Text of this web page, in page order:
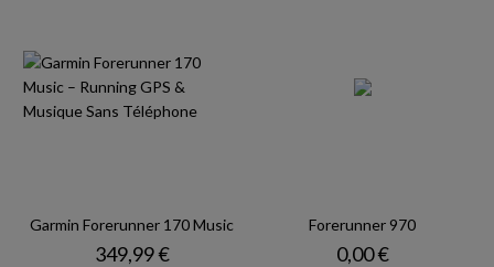
Garmin Forerunner 170 Music
Prix
349,99 €
Forerunner 970
Prix
0,00 €